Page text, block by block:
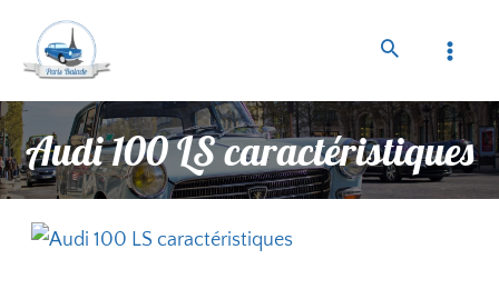
Audi 100 LS caractéristiques